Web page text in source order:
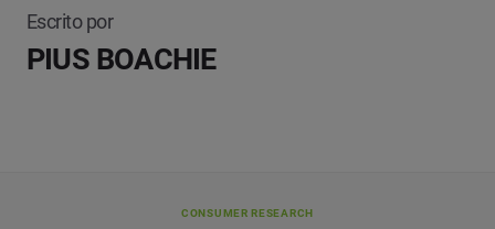
Escrito por
PIUS BOACHIE
CONSUMER RESEARCH